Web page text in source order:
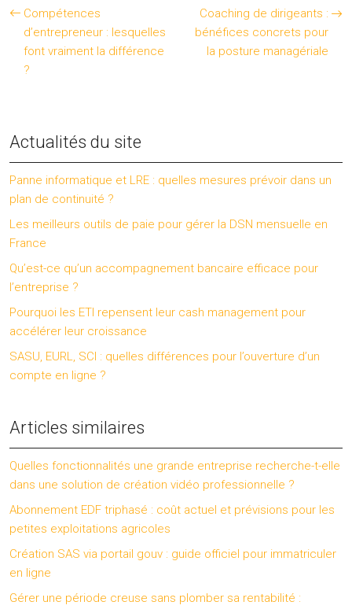
Compétences
d’entrepreneur : lesquelles
font vraiment la différence
?
Coaching de dirigeants :
bénéfices concrets pour
la posture managériale
Actualités du site
Panne informatique et LRE : quelles mesures prévoir dans un
plan de continuité ?
Les meilleurs outils de paie pour gérer la DSN mensuelle en
France
Qu’est-ce qu’un accompagnement bancaire efficace pour
l’entreprise ?
Pourquoi les ETI repensent leur cash management pour
accélérer leur croissance
SASU, EURL, SCI : quelles différences pour l’ouverture d’un
compte en ligne ?
Articles similaires
Quelles fonctionnalités une grande entreprise recherche-t-elle
dans une solution de création vidéo professionnelle ?
Abonnement EDF triphasé : coût actuel et prévisions pour les
petites exploitations agricoles
Création SAS via portail gouv : guide officiel pour immatriculer
en ligne
Gérer une période creuse sans plomber sa rentabilité :